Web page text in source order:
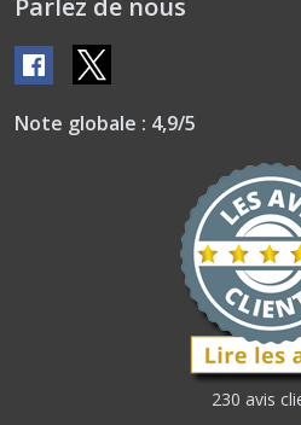
Parlez de nous
Note globale : 4,9/5
230 avis